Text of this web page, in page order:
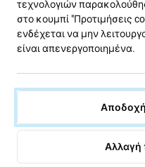
η συσκευή δεν
η συσκευή δεν
κατάσταση της
Ποιότητα
Ποιότητα: Aftermarket-
πωλούνται ως
τεχνολογιών
στο κουμπί "Προτιμήσεις
ενδέχεται να μην
είναι απενεργοποιημένα.
Αλλαγή